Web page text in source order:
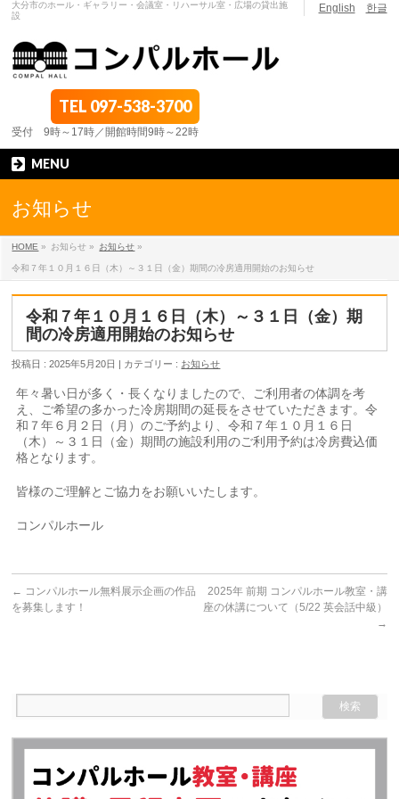
English 한글
大分市のホール・ギャラリー・会議室・リハーサル室・広場の貸出施
設
TEL 097-538-3700
受付 9時～17時／開館時間9時～22時
MENU
お知らせ
HOME » お知らせ » お知らせ »
令和７年１０月１６日（木）～３１日（金）期間の冷房適用開始のお知らせ
令和７年１０月１６日（木）～３１日（金）期
間の冷房適用開始のお知らせ
投稿日 : 2025年5月20日 | カテゴリー : お知らせ
年々暑い日が多く・長くなりましたので、ご利用者の体調を考
え、ご希望の多かった冷房期間の延長をさせていただきます。令
和７年６月２日（月）のご予約より、令和７年１０月１６日
（木）～３１日（金）期間の施設利用のご利用予約は冷房費込価
格となります。
皆様のご理解とご協力をお願いいたします。
コンパルホール
← コンパルホール無料展示企画の作品
を募集します！
2025年 前期 コンパルホール教室・講
座の休講について（5/22 英会話中級）
→